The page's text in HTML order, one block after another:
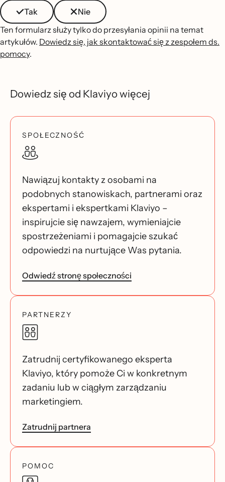
Tak
Nie
Ten formularz służy tylko do przesyłania opinii na temat
artykułów. Dowiedz się, jak skontaktować się z zespołem ds.
pomocy.
Dowiedz się od Klaviyo więcej
SPOŁECZNOŚĆ
Nawiązuj kontakty z osobami na
podobnych stanowiskach, partnerami oraz
ekspertami i ekspertkami Klaviyo –
inspirujcie się nawzajem, wymieniajcie
spostrzeżeniami i pomagajcie szukać
odpowiedzi na nurtujące Was pytania.
Odwiedź stronę społeczności
PARTNERZY
Zatrudnij certyfikowanego eksperta
Klaviyo, który pomoże Ci w konkretnym
zadaniu lub w ciągłym zarządzaniu
marketingiem.
Zatrudnij partnera
POMOC